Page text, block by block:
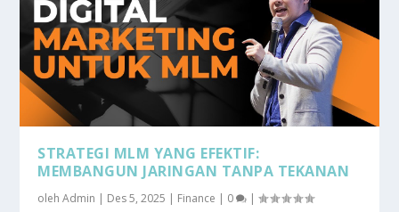
STRATEGI MLM YANG EFEKTIF:
MEMBANGUN JARINGAN TANPA TEKANAN
olehAdmin | Des 5, 2025 | Finance | 0 |